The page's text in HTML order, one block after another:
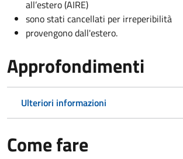
all’estero (AIRE)
sono stati cancellati per irreperibilità
provengono dall'estero.
Approfondimenti
Ulteriori informazioni
Come fare